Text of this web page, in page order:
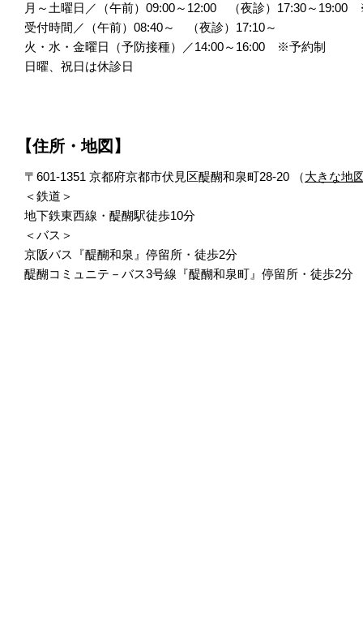
月～土曜日／（午前）09:00～12:00 （夜診）17:30～19:00
受付時間／（午前）08:40～ （夜診）17:10～
火・水・金曜日（予防接種）／14:00～16:00 ※予約制
日曜、祝日は休診日
【住所・地図】
〒601-1351 京都府京都市伏見区醍醐和泉町28-20 （大きな地
＜鉄道＞
地下鉄東西線・醍醐駅徒歩10分
＜バス＞
京阪バス『醍醐和泉』停留所・徒歩2分
醍醐コミュニテ－バス3号線『醍醐和泉町』停留所・徒歩2分